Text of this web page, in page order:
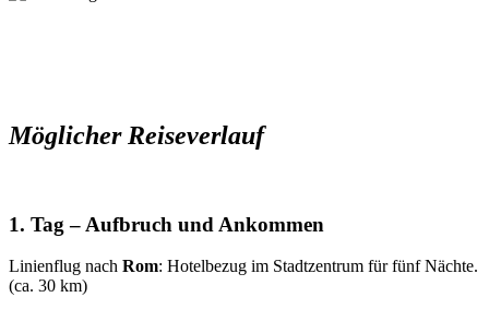
Möglicher Reiseverlauf
1. Tag – Aufbruch und Ankommen
Linienflug nach Rom: Hotelbezug im Stadtzentrum für fünf Nächte.
(ca. 30 km)